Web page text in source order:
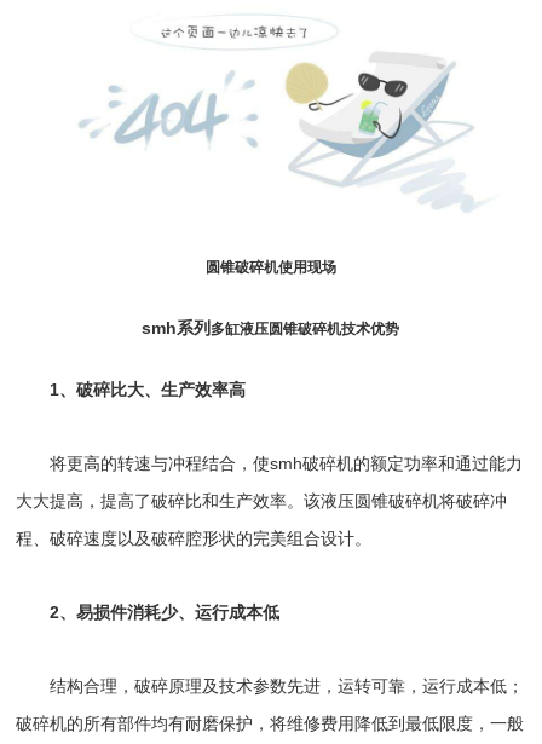
圆锥破碎机使用现场
smh系列多缸液压圆锥破碎机技术优势
1、破碎比大、生产效率高
将更高的转速与冲程结合，使smh破碎机的额定功率和通过能力
大大提高，提高了破碎比和生产效率。该液压圆锥破碎机将破碎冲
程、破碎速度以及破碎腔形状的完美组合设计。
2、易损件消耗少、运行成本低
结构合理，破碎原理及技术参数先进，运转可靠，运行成本低；
破碎机的所有部件均有耐磨保护，将维修费用降低到最低限度，一般